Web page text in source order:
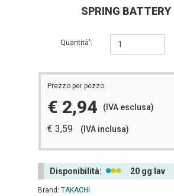
SPRING
Quantità':
Prezzo per pezzo
€ 2,94 (IVA esclusa)
€ 3,59 (IVA inclusa)
Disponibilità: 20 gg lav
Brand: TAKACHI